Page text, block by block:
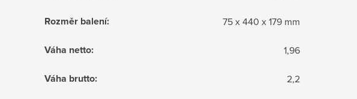
Rozměr balení: 75 x 440 x 179 mm
Váha netto: 1,96
Váha brutto: 2,2